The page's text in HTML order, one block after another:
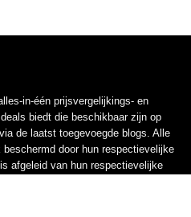
in-één prijsvergelijkings- en
biedt die beschikbaar zijn op
de laatst toegevoegde blogs. Alle
door hun respectievelijke
afgeleid van hun respectievelijke